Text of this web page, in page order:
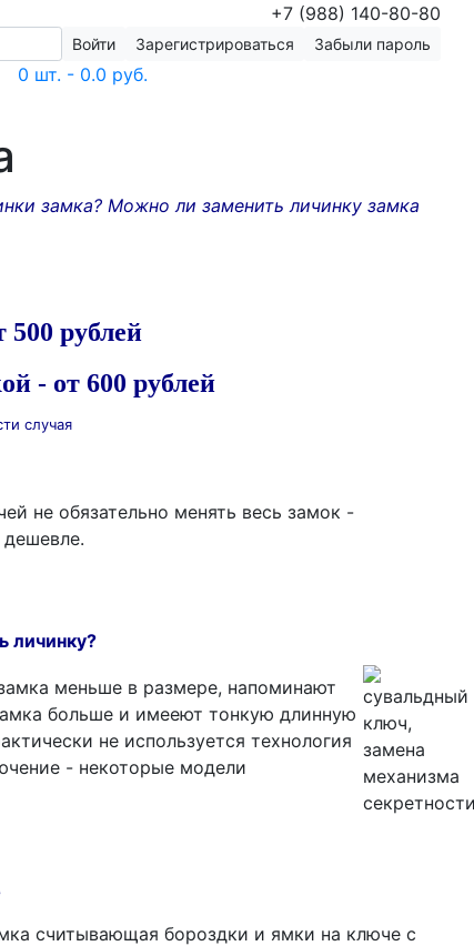
+7 (988) 140-80-80
Войти Зарегистрироваться Забыли пароль
0 шт. - 0.0 руб.
замка? Можно ли заменить личинку замка
рублей
- от 600 рублей
случая
не обязательно менять весь замок -
личинку?
меньше в размере, напоминают
больше и имееют тонкую длинную
не используется технология
- некоторые модели
считывающая бороздки и ямки на ключе с